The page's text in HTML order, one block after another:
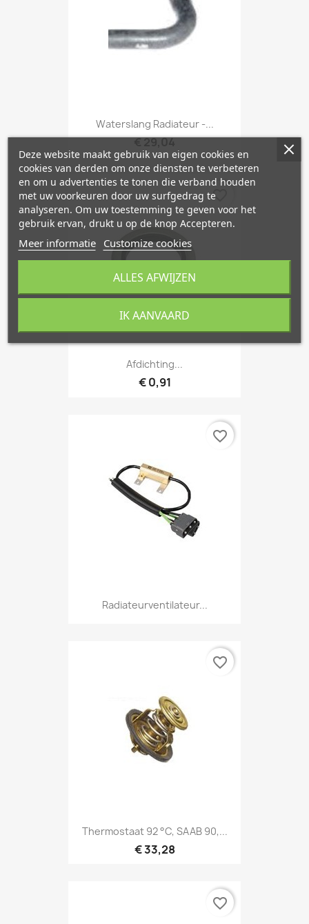
Waterslang Radiateur -...
€ 29,04
Afdichting...
€ 0,91
favorite_border
Radiateurventilateur...
favorite_border
Thermostaat 92 °C, SAAB 90,...
€ 33,28
favorite_border
favorite_border
Deze website maakt gebruik van eigen cookies en
cookies van derden om onze diensten te verbeteren
en om u advertenties te tonen die verband houden
met uw voorkeuren door uw surfgedrag te
analyseren. Om uw toestemming te geven voor het
gebruik ervan, drukt u op de knop Accepteren.
Meer informatie Customize cookies
ALLES AFWIJZEN
IK AANVAARD